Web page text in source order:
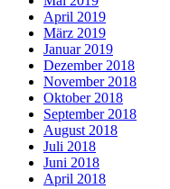
April 2019
März 2019
Januar 2019
Dezember 2018
November 2018
Oktober 2018
September 2018
August 2018
Juli 2018
Juni 2018
April 2018